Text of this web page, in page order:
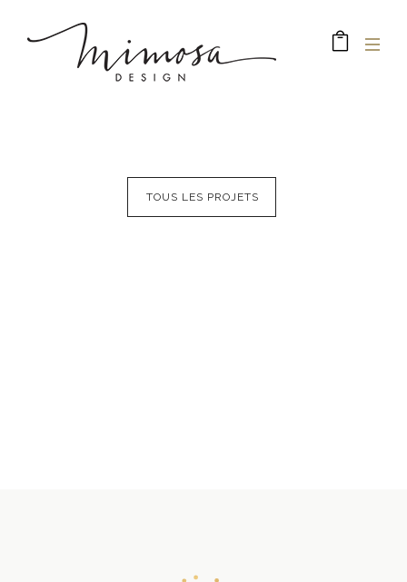
TOUS LES PROJETS